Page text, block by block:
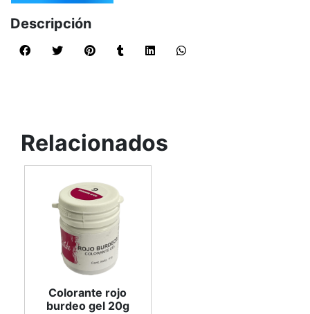
Descripción
Relacionados
Colorante rojo
burdeo gel 20g